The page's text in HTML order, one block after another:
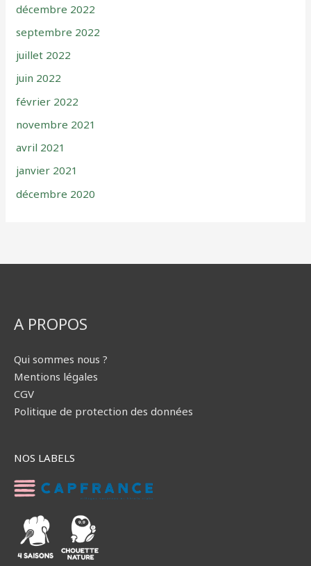
décembre 2022
septembre 2022
juillet 2022
juin 2022
février 2022
novembre 2021
avril 2021
janvier 2021
décembre 2020
A PROPOS
Qui sommes nous ?
Mentions légales
CGV
Politique de protection des données
NOS LABELS